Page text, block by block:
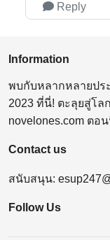
Reply
Information
พบกับหลากหลายปร
2023 ที่นี่! ตะลุยสู่โล
novelones.com ตอ
Contact us
สนับสนุน:
Follow Us